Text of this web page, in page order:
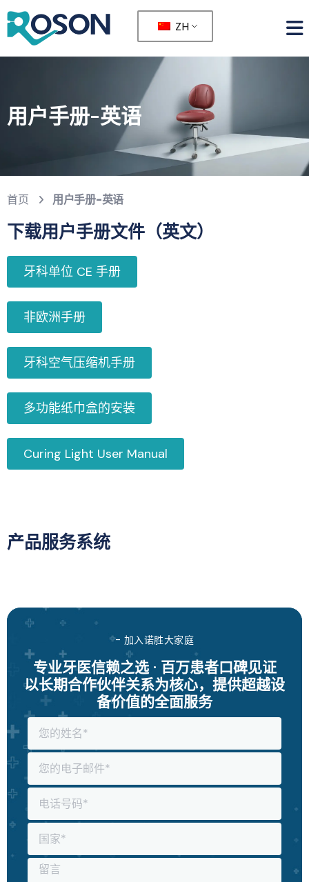
ZH
用户手册-英语
首页 用户手册-英语
下载用户手册文件（英文）
牙科单位 CE 手册
非欧洲手册
牙科空气压缩机手册
多功能纸巾盒的安装
Curing Light User Manual
产品服务系统
- 加入诺胜大家庭
专业牙医信赖之选 · 百万患者口碑见证
以长期合作伙伴关系为核心，提供超越设
备价值的全面服务